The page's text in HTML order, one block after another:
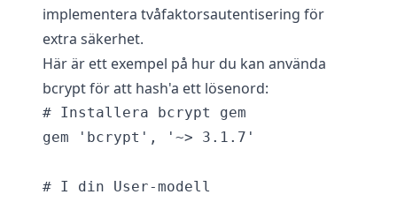
implementera tvåfaktorsautentisering för
extra säkerhet.
Här är ett exempel på hur du kan använda
bcrypt för att hash'a ett lösenord:
# Installera bcrypt gem
gem 'bcrypt', '~> 3.1.7'
# I din User-modell